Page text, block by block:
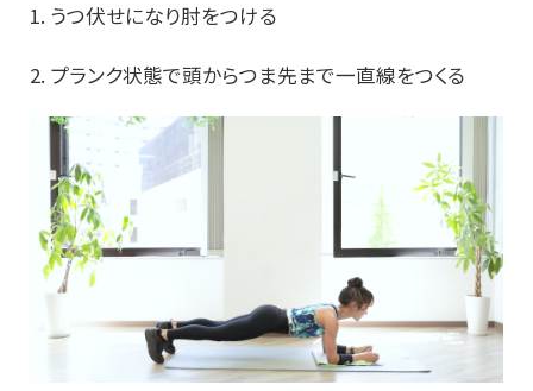
1. うつ伏せになり肘をつける
2. プランク状態で頭からつま先まで一直線をつくる